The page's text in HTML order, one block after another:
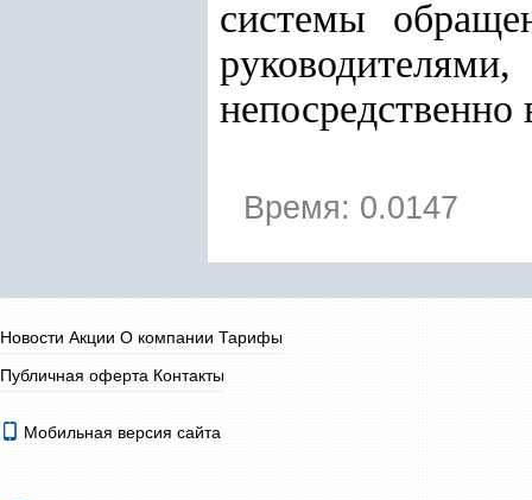
системы
Время: 0.0147
Новости Акции О компании Тарифы
Публичная оферта Контакты
Мобильная версия сайта